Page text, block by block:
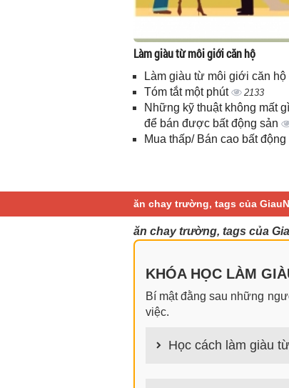
Làm giàu từ môi giới căn hộ
Làm giàu từ môi giới căn hộ
Tóm tắt một phút 2133
Những kỹ thuật không mất
để bán được bất động sản
Mua thấp/ Bán cao bất động
ăn chay trường, tags của
ăn chay trường, tags của
KHÓA HỌC LÀM
Bí mật đằng sau những
việc.
Học cách làm giàu